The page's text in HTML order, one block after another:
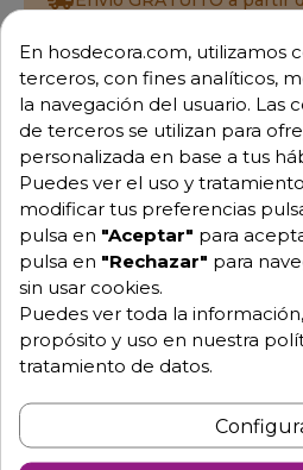
Equipo de expertos a tu
Garantía mínima de 1 año.
Pago 100% seguro.
Consulta tus dudas con
976 25 59 91
info@hosdecora.com
Pide tu
En hosdecora.com, utilizamos
terceros, con fines analíticos,
la navegación del usuario. Las
de terceros se utilizan para
personalizada en base a tus
Puedes ver el uso y
modificar tus preferencias
pulsa en "Aceptar" para
pulsa en "Rechazar" para
sin usar cookies.
Puedes ver toda la
propósito y uso en nuestra
tratamiento de datos.